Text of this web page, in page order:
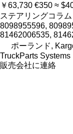
￥63,730 €350 ≈
ステアリングコラム
8098955596,
81462006535,
ポーランド,
TruckParts Systems
販売会社に連絡